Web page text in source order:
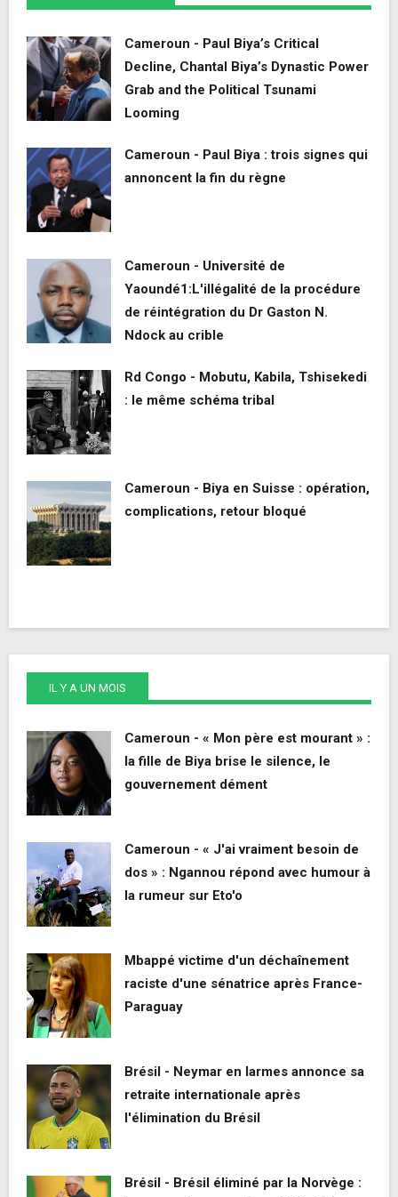
Cameroun - Paul Biya’s Critical
Decline, Chantal Biya’s Dynastic Power
Grab and the Political Tsunami
Looming
Cameroun - Paul Biya : trois signes qui
annoncent la fin du règne
Cameroun - Université de
Yaoundé1:L'illégalité de la procédure
de réintégration du Dr Gaston N.
Ndock au crible
Rd Congo - Mobutu, Kabila, Tshisekedi
: le même schéma tribal
Cameroun - Biya en Suisse : opération,
complications, retour bloqué
IL Y A UN MOIS
Cameroun - « Mon père est mourant » :
la fille de Biya brise le silence, le
gouvernement dément
Cameroun - « J'ai vraiment besoin de
dos » : Ngannou répond avec humour à
la rumeur sur Eto'o
Mbappé victime d'un déchaînement
raciste d'une sénatrice après France-
Paraguay
Brésil - Neymar en larmes annonce sa
retraite internationale après
l'élimination du Brésil
Brésil - Brésil éliminé par la Norvège :